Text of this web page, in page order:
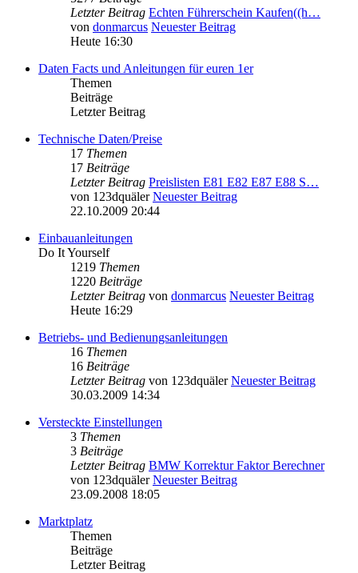
Letzter Beitrag Echten Führerschein Kaufen((h…
von donmarcus Neuester Beitrag
Heute 16:30
Daten Facts und Anleitungen für euren 1er
Themen
Beiträge
Letzter Beitrag
Technische Daten/Preise
17 Themen
17 Beiträge
Letzter Beitrag Preislisten E81 E82 E87 E88 S…
von 123dquäler Neuester Beitrag
22.10.2009 20:44
Einbauanleitungen
Do It Yourself
1219 Themen
1220 Beiträge
Letzter Beitrag von donmarcus Neuester Beitrag
Heute 16:29
Betriebs- und Bedienungsanleitungen
16 Themen
16 Beiträge
Letzter Beitrag von 123dquäler Neuester Beitrag
30.03.2009 14:34
Versteckte Einstellungen
3 Themen
3 Beiträge
Letzter Beitrag BMW Korrektur Faktor Berechner
von 123dquäler Neuester Beitrag
23.09.2008 18:05
Marktplatz
Themen
Beiträge
Letzter Beitrag